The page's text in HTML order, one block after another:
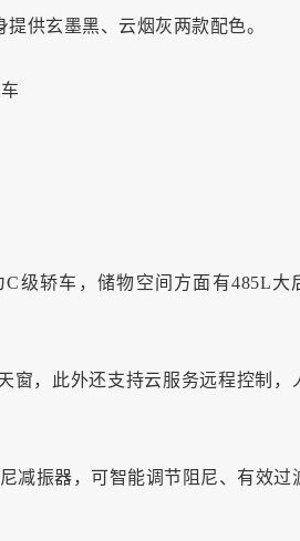
供玄墨黑、云烟灰两款配色。
C级轿车，储物空间方面有485L大
窗，此外还支持云服务远程控制，
减振器，可智能调节阻尼、有效过